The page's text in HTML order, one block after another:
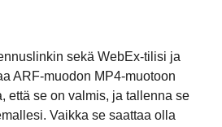
sekä WebEx-tilisi ja
ARF-muodon MP4-muotoon
että se on valmis, ja tallenna se
Vaikka se saattaa olla